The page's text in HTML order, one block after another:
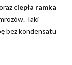
ciepła ramka
Taki
bez kondensatu